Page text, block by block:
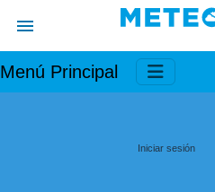
Menú Principal
Iniciar sesión